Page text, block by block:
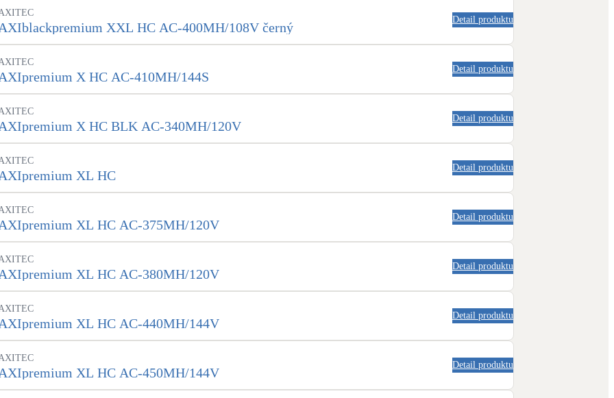
AXIblackpremium XXL HC AC-400MH/108V černý
Detail produktu
AXIpremium X HC AC-410MH/144S
Detail produktu
AXIpremium X HC BLK AC-340MH/120V
Detail produktu
AXIpremium XL HC
Detail produktu
AXIpremium XL HC AC-375MH/120V
Detail produktu
AXIpremium XL HC AC-380MH/120V
Detail produktu
AXIpremium XL HC AC-440MH/144V
Detail produktu
AXIpremium XL HC AC-450MH/144V
Detail produktu